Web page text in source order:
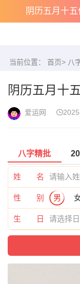
阴历五月十
当前位置： 首页> 八
阴历五月十
爱运网
八字精批
姓 名
性 别 男
生 日